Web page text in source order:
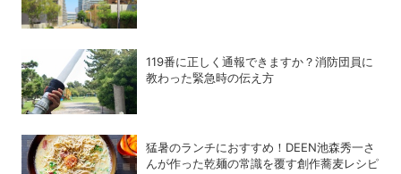
119番に正しく通報できますか？消防団員に
教わった緊急時の伝え方
猛暑のランチにおすすめ！DEEN池森秀一さ
んが作った乾麺の常識を覆す創作蕎麦レシピ